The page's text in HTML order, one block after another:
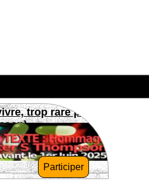
trop rare pour
Participer